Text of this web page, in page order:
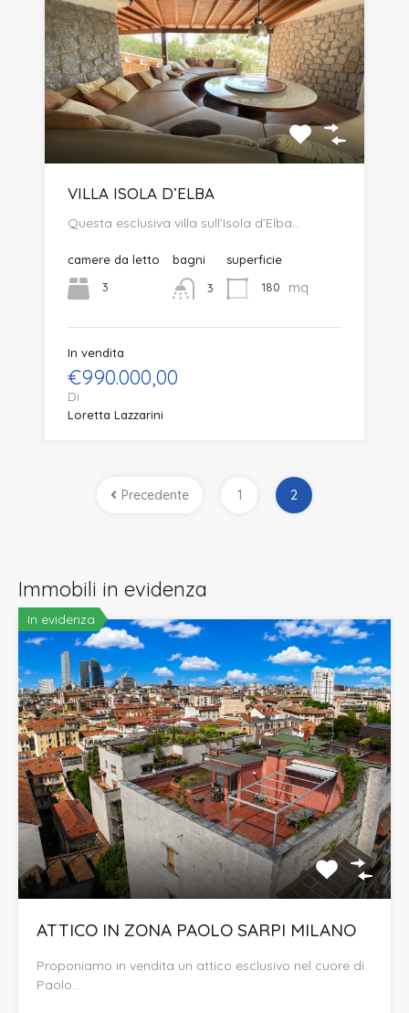
VILLA ISOLA D’ELBA
Questa esclusiva villa sull’Isola d’Elba…
camere da letto
3
bagni
3
superficie
180
mq
In vendita
€990.000,00
Di
Loretta Lazzarini
Precedente 1 2
Immobili in evidenza
In evidenza
ATTICO IN ZONA PAOLO SARPI MILANO
Proponiamo in vendita un attico esclusivo nel cuore di
Paolo…